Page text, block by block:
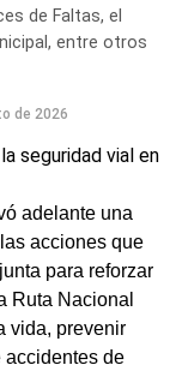
con los
una
la gestión
continuar
simbólico
de hoy, visitá
de Faltas, el
entre otros
de 2026
adelante una
acciones que
para reforzar
Ruta Nacional
vida, prevenir
accidentes de